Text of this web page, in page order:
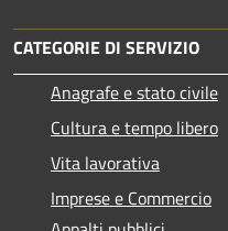
CATEGORIE DI SERVIZIO
Anagrafe e stato civile
Cultura e tempo libero
Vita lavorativa
Imprese e Commercio